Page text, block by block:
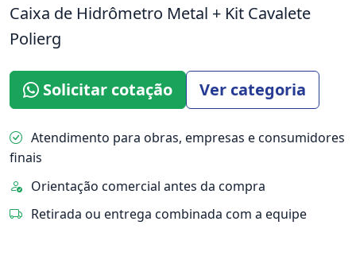
Caixa de Hidrômetro Metal + Kit Cavalete
Polierg
Solicitar cotação Ver categoria
Atendimento para obras, empresas e consumidores
finais
Orientação comercial antes da compra
Retirada ou entrega combinada com a equipe